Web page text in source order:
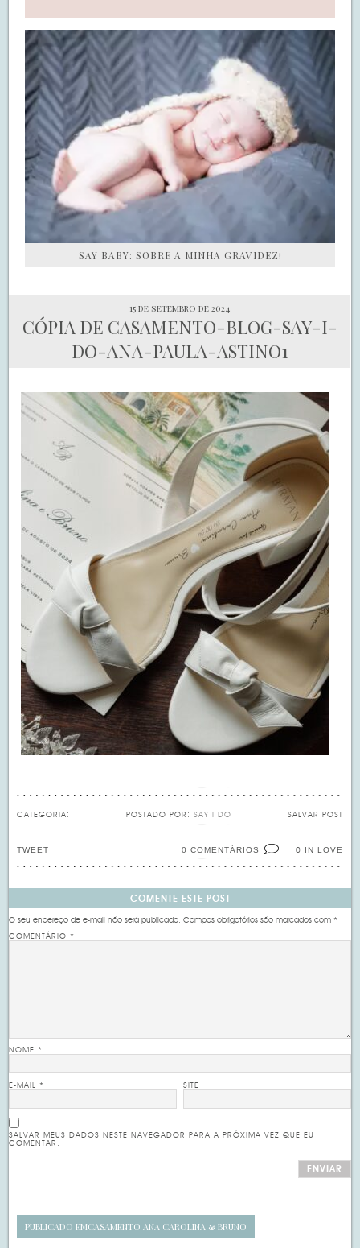
SAY BABY: SOBRE A MINHA GRAVIDEZ!
15 de setembro de 2024
CÓPIA DE CASAMENTO-BLOG-SAY-I-
DO-ANA-PAULA-ASTINO1
CATEGORIA: SALVAR POST
POSTADO POR: SAY I DO
0 IN LOVE
0 COMENTÁRIOS
TWEET
COMENTE ESTE POST
O seu endereço de e-mail não será publicado. Campos obrigatórios são marcados com*
COMENTÁRIO*
NOME*
E-MAIL* SITE
SALVAR MEUS DADOS NESTE NAVEGADOR PARA A PRÓXIMA VEZ QUE EU
COMENTAR.
PUBLICADO EMCASAMENTO ANA CAROLINA & BRUNO